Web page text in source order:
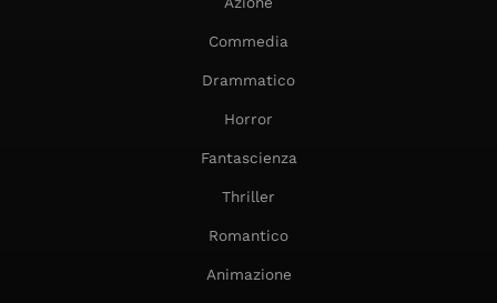
Commedia
Drammatico
Horror
Fantascienza
Thriller
Romantico
Animazione